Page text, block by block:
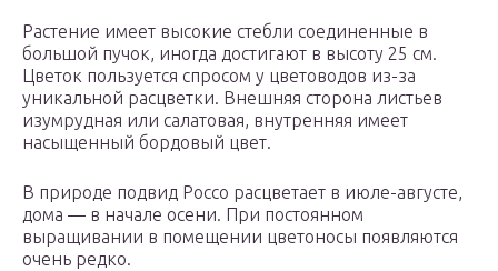
Растение имеет высокие стебли соединенные в
большой пучок, иногда достигают в высоту 25 см.
Цветок пользуется спросом у цветоводов из-за
уникальной расцветки. Внешняя сторона листьев
изумрудная или салатовая, внутренняя имеет
насыщенный бордовый цвет.
В природе подвид Россо расцветает в июле-августе,
дома — в начале осени. При постоянном
выращивании в помещении цветоносы появляются
очень редко.